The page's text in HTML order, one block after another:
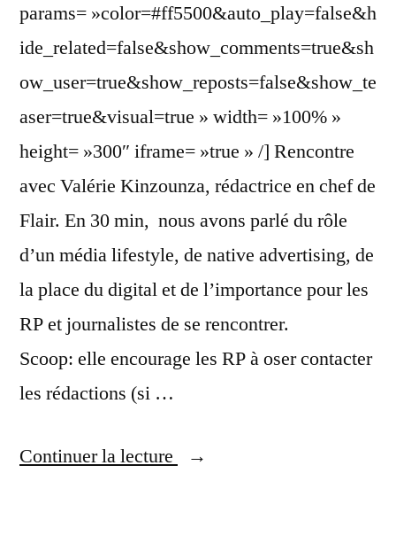
params= »color=#ff5500&auto_play=false&h
ide_related=false&show_comments=true&sh
ow_user=true&show_reposts=false&show_te
aser=true&visual=true » width= »100% »
height= »300″ iframe= »true » /] Rencontre
avec Valérie Kinzounza, rédactrice en chef de
Flair. En 30 min, nous avons parlé du rôle
d’un média lifestyle, de native advertising, de
la place du digital et de l’importance pour les
RP et journalistes de se rencontrer.
Scoop: elle encourage les RP à oser contacter
les rédactions (si …
Continuer la lecture
« Comment